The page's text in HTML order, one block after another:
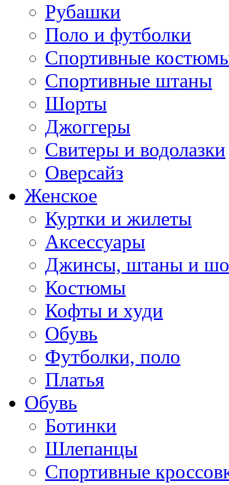
Рубашки
Поло и футболки
Спортивные
Спортивные штаны
Шорты
Джоггеры
Свитеры и водолазки
Оверсайз
Женское
Куртки и жилеты
Аксессуары
Джинсы, штаны и
Костюмы
Кофты и худи
Обувь
Футболки, поло
Платья
Обувь
Ботинки
Шлепанцы
Спортивные